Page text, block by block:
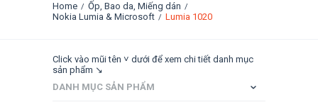
Home / Ốp, Bao da, Miếng dán /
Nokia Lumia & Microsoft / Lumia 1020
Click vào mũi tên ˅ dưới để xem chi tiết danh mục
sản phẩm ↘
DANH MỤC SẢN PHẨM